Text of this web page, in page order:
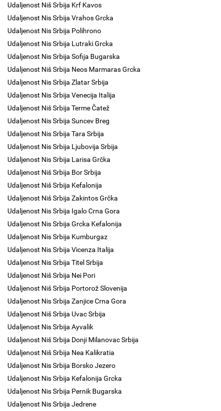
Udaljenost Niš Srbija Krf Kavos
Udaljenost Nis Srbija Vrahos Grcka
Udaljenost Nis Srbija Polihrono
Udaljenost Nis Srbija Lutraki Grcka
Udaljenost Nis Srbija Sofija Bugarska
Udaljenost Niš Srbija Neos Marmaras Grcka
Udaljenost Nis Srbija Zlatar Srbija
Udaljenost Nis Srbija Venecija Italija
Udaljenost Niš Srbija Terme Čatež
Udaljenost Nis Srbija Suncev Breg
Udaljenost Nis Srbija Tara Srbija
Udaljenost Nis Srbija Ljubovija Srbija
Udaljenost Nis Srbija Larisa Grčka
Udaljenost Niš Srbija Bor Srbija
Udaljenost Niš Srbija Kefalonija
Udaljenost Niš Srbija Zakintos Grčka
Udaljenost Nis Srbija Igalo Crna Gora
Udaljenost Nis Srbija Grcka Kefalonija
Udaljenost Nis Srbija Kumburgaz
Udaljenost Nis Srbija Vicenza Italija
Udaljenost Nis Srbija Titel Srbija
Udaljenost Niš Srbija Nei Pori
Udaljenost Niš Srbija Portorož Slovenija
Udaljenost Nis Srbija Zanjice Crna Gora
Udaljenost Niš Srbija Uvac Srbija
Udaljenost Nis Srbija Ayvalik
Udaljenost Niš Srbija Donji Milanovac Srbija
Udaljenost Niš Srbija Nea Kalikratia
Udaljenost Nis Srbija Borsko Jezero
Udaljenost Nis Srbija Kefalonija Grcka
Udaljenost Nis Srbija Pernik Bugarska
Udaljenost Nis Srbija Jedrene